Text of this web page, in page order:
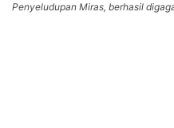
Penyeludupan Miras, berhasil